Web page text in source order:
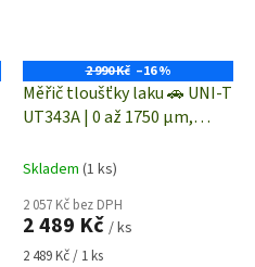
2 990 Kč –16 %
Měřič tloušťky laku 🚗 UNI-T
UT343A | 0 až 1750 µm,
tloušťkoměr
Skladem (1 ks)
2 057 Kč bez DPH
2 489 Kč / ks
Měrná
2 489 Kč / 1 ks